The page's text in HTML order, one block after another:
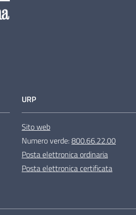
URP
Sito web
Numero verde:800.66.22.00
Posta elettronica ordinaria
Posta elettronica certificata